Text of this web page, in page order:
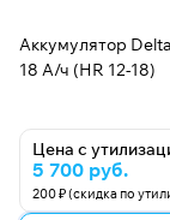
Аккумулятор
18 А/ч (HR 12-18)
Цена с
5 700 руб.
200 ₽ (скидка по